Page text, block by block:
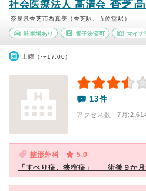
社会医療法人 高清会 香芝
奈良県香芝市西真美（香芝駅、五位堂駅）
駐車場あり 電子決済可 マイナ
土曜（〜17:00）
13件
アクセス数 7月:
整形外科
5.0
「すべり症、狭窄症」 術後９か月